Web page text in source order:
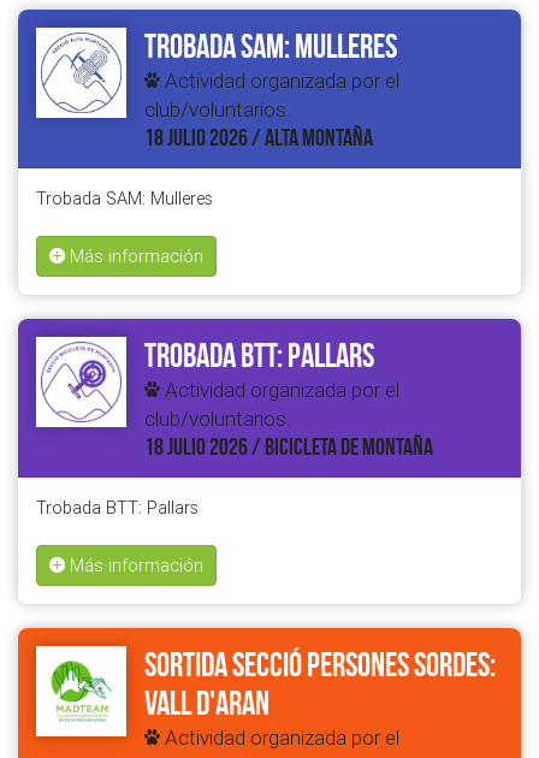
Trobada SAM: Mulleres
Actividad organizada por el
club/voluntarios.
18 JULIO 2026 / ALTA MONTAÑA
Trobada SAM: Mulleres
Más información
Trobada BTT: Pallars
Actividad organizada por el
club/voluntarios.
18 JULIO 2026 / BICICLETA DE MONTAÑA
Trobada BTT: Pallars
Más información
Sortida secció Persones Sordes:
Vall d'Aran
Actividad organizada por el